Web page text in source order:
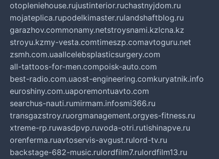
otopleniehouse.rujustinterior.ruchastnyjdom.ru
mojateplica.rupodelkimaster.rulandshaftblog.ru
garazhov.commonamy.netstroysnami.kzlcna.kz
stroyu.kzmy-vesta.comtimeszp.comavtoguru.net
zsmh.com.uaallcelebsplasticsurgery.com
all-tattoos-for-men.compoisk-auto.com
best-radio.com.uaost-engineering.comkuryatnik.info
euroshiny.com.uaporemontuavto.com
searchus-nauti.rumirmam.infosmi366.ru
transgazstroy.ruorgmanagement.orgyes-fitness.ru
xtreme-rp.ruwasdpvp.ruvoda-otri.rutishinapve.ru
orenferma.ruavtoservis-avgust.rulord-tv.ru
backstage-682-music.rulordfilm7.rulordfilm13.ru